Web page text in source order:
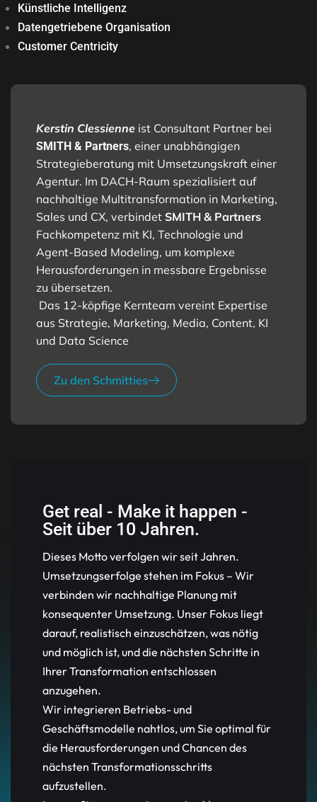
Künstliche Intelligenz
Datengetriebene Organisation
Customer Centricity
Kerstin Clessienne ist Consultant Partner bei
SMITH & Partners, einer unabhängigen
Strategieberatung mit Umsetzungskraft einer
Agentur. Im DACH-Raum spezialisiert auf
nachhaltige Multitransformation in Marketing,
Sales und CX, verbindet SMITH & Partners
Fachkompetenz mit KI, Technologie und
Agent-Based Modeling, um komplexe
Herausforderungen in messbare Ergebnisse
zu übersetzen.
Das 12-köpfige Kernteam vereint Expertise
aus Strategie, Marketing, Media, Content, KI
und Data Science
Zu den Schmitties
Get real - Make it happen -
Seit über 10 Jahren.
Dieses Motto verfolgen wir seit Jahren.
Umsetzungserfolge stehen im Fokus – Wir
verbinden wir nachhaltige Planung mit
konsequenter Umsetzung. Unser Fokus liegt
darauf, realistisch einzuschätzen, was nötig
und möglich ist, und die nächsten Schritte in
Ihrer Transformation entschlossen
anzugehen.
Wir integrieren Betriebs- und
Geschäftsmodelle nahtlos, um Sie optimal für
die Herausforderungen und Chancen des
nächsten Transformationsschritts
aufzustellen.